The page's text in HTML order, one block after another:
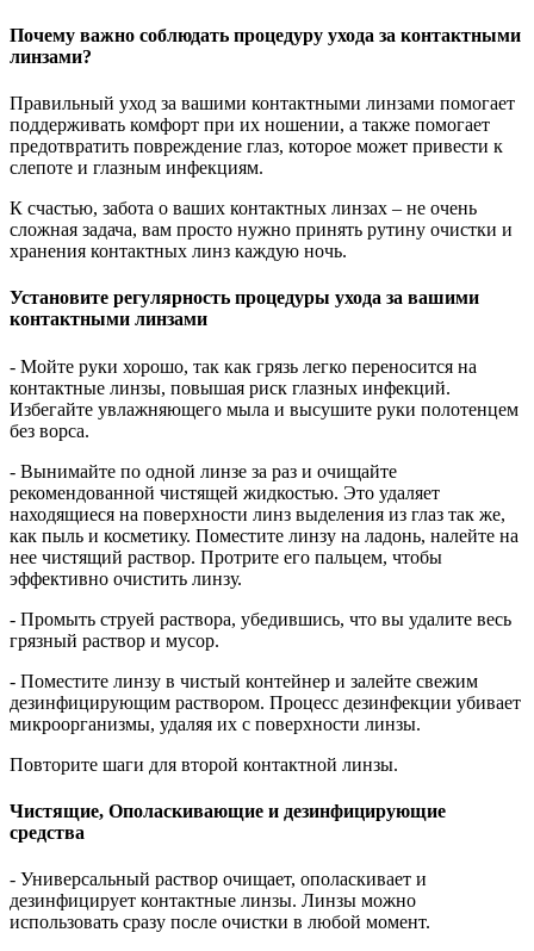
Почему важно соблюдать процедуру ухода за контактными
линзами?
Правильный уход за вашими контактными линзами помогает
поддерживать комфорт при их ношении, а также помогает
предотвратить повреждение глаз, которое может привести к
слепоте и глазным инфекциям.
К счастью, забота о ваших контактных линзах – не очень
сложная задача, вам просто нужно принять рутину очистки и
хранения контактных линз каждую ночь.
Установите регулярность процедуры ухода за вашими
контактными линзами
- Мойте руки хорошо, так как грязь легко переносится на
контактные линзы, повышая риск глазных инфекций.
Избегайте увлажняющего мыла и высушите руки полотенцем
без ворса.
- Вынимайте по одной линзе за раз и очищайте
рекомендованной чистящей жидкостью. Это удаляет
находящиеся на поверхности линз выделения из глаз так же,
как пыль и косметику. Поместите линзу на ладонь, налейте на
нее чистящий раствор. Протрите его пальцем, чтобы
эффективно очистить линзу.
- Промыть струей раствора, убедившись, что вы удалите весь
грязный раствор и мусор.
- Поместите линзу в чистый контейнер и залейте свежим
дезинфицирующим раствором. Процесс дезинфекции убивает
микроорганизмы, удаляя их с поверхности линзы.
Повторите шаги для второй контактной линзы.
Чистящие, Ополаскивающие и дезинфицирующие
средства
- Универсальный раствор очищает, ополаскивает и
дезинфицирует контактные линзы. Линзы можно
использовать сразу после очистки в любой момент.